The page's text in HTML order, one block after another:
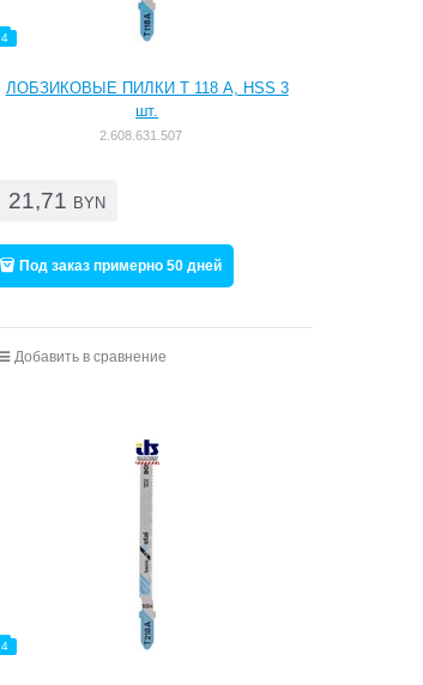
4
ЛОБЗИКОВЫЕ ПИЛКИ T 118 А, HSS 3
шт.
2.608.631.507
21,71 BYN
Под заказ примерно 50 дней
Добавить в сравнение
4